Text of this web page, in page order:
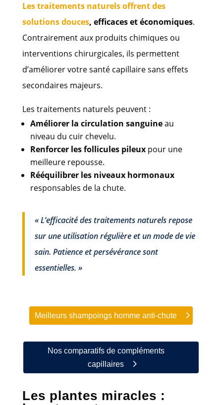
Les traitements naturels offrent des
solutions douces, efficaces et économiques.
Contrairement aux produits chimiques ou
interventions chirurgicales, ils permettent
d’améliorer votre santé capillaire sans effets
secondaires majeurs.
Les traitements naturels peuvent :
Améliorer la circulation sanguineau
niveau du cuir chevelu.
Renforcer les follicules pileuxpour une
meilleure repousse.
Rééquilibrer les niveaux hormonaux
responsables de la chute.
« L’efficacité des traitements naturels repose
sur une utilisation régulière et un mode de vie
sain. Patience et persévérance sont
essentielles. »
Meilleurs shampoings homme anti-chute
Nos comparatifs de compléments
capillaires
Les plantes miracles :